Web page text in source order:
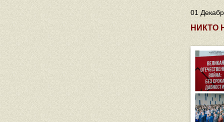
01
НИКТО